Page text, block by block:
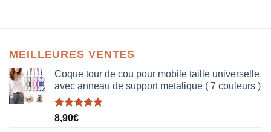
MEILLEURES VENTES
Coque tour de cou pour mobile taille universelle
avec anneau de support metalique ( 7 couleurs )
Note5.00
8,90€